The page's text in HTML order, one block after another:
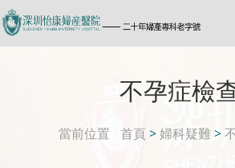
不孕症檢
當前位置 首頁 >婦科疑難>